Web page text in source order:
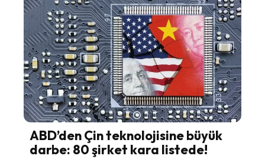
ABD’den Çin teknolojisine büyük
darbe: 80 şirket kara listede!